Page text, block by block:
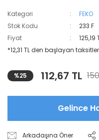
Kategori
FEKO
Stok Kodu
233 F
Fiyat
125,19
*12,31 TL den başlayan
%25 112,67 TL
Gelince
Arkadaşına Öner